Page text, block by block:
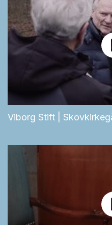
Viborg Stift |